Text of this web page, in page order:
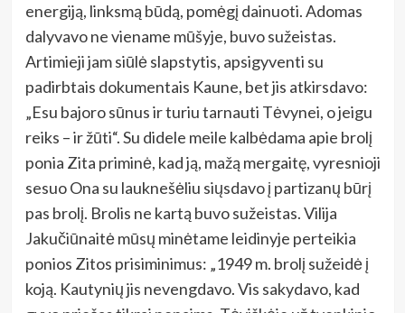
energiją, linksmą būdą, pomėgį dainuoti. Adomas
dalyvavo ne viename mūšyje, buvo sužeistas.
Artimieji jam siūlė slapstytis, apsigyventi su
padirbtais dokumentais Kaune, bet jis atkirsdavo:
„Esu bajoro sūnus ir turiu tarnauti Tėvynei, o jeigu
reiks – ir žūti“. Su didele meile kalbėdama apie brolį
ponia Zita priminė, kad ją, mažą mergaitę, vyresnioji
sesuo Ona su lauknešėliu siųsdavo į partizanų būrį
pas brolį. Brolis ne kartą buvo sužeistas. Vilija
Jakučiūnaitė mūsų minėtame leidinyje perteikia
ponios Zitos prisiminimus: „1949 m. brolį sužeidė į
koją. Kautynių jis nevengdavo. Vis sakydavo, kad